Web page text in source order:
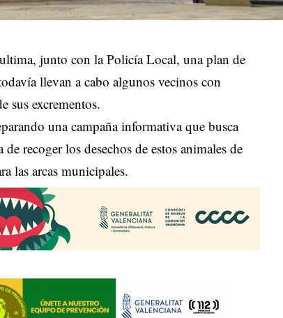
junto con la Policía Local, una plan de
llevan a cabo algunos vecinos con
sus excrementos.
una campaña informativa que busca
recoger los desechos de estos animales de
las arcas municipales.